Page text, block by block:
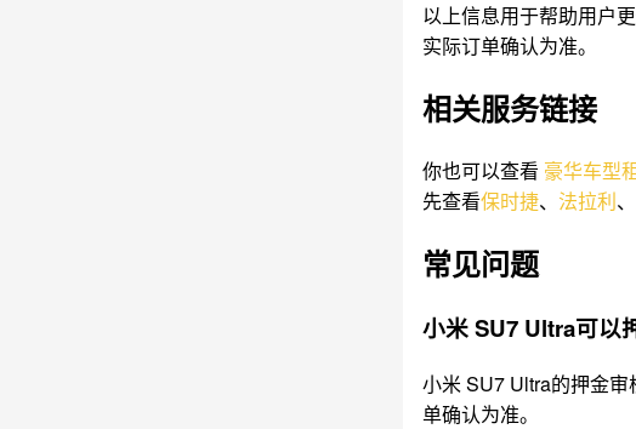
以上信息用于帮助用户
实际订单确认为准。
相关服务链接
你也可以查看 豪华车型
先查看保时捷、 法拉利、
常见问题
小米 SU7 Ultra可以
小米 SU7 Ultra的押金
单确认为准。